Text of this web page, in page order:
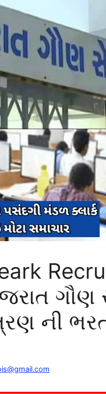
ગૌણ
ની